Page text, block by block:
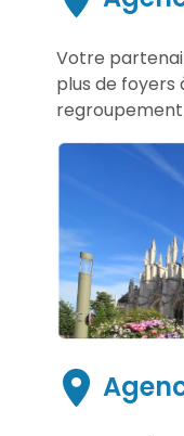
Votre
plus de foyers